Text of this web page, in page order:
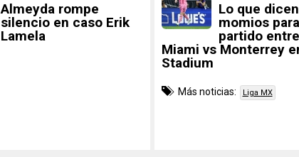
Almeyda rompe
silencio en caso Erik
Lamela
Lo que
momios
partido
Miami vs Monterrey
Stadium
Más noticias: Liga MX